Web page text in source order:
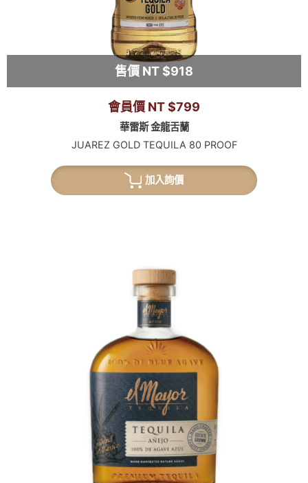
售價 NT $918
會員價 NT $799
華雷斯 金龍舌蘭
JUAREZ GOLD TEQUILA 80 PROOF
加入詢價